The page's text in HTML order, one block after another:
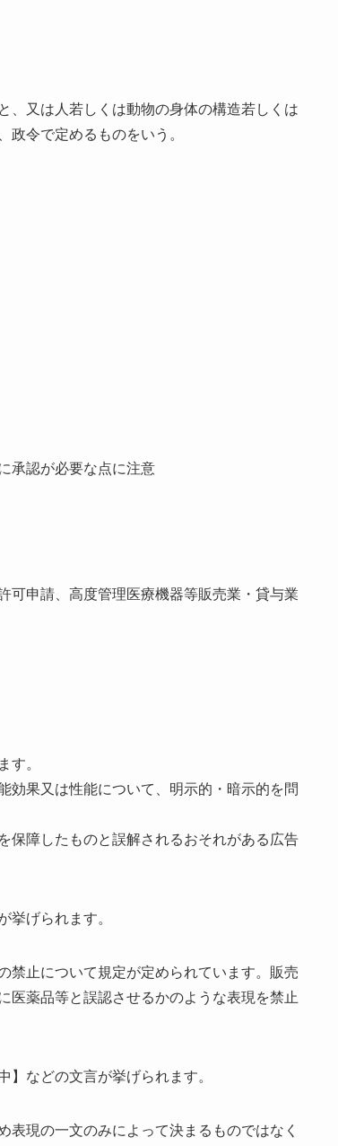
、又は人若しくは動物の身体の構造若しくは
令で定めるものをいう。
承認が必要な点に注意
可申請、高度管理医療機器等販売業・貸与業
す。
効果又は性能について、明示的・暗示的を問
保障したものと誤解されるおそれがある広告
挙げられます。
禁止について規定が定められています。販売
医薬品等と誤認させるかのような表現を禁止
などの文言が挙げられます。
現の一文のみによって決まるものではなく